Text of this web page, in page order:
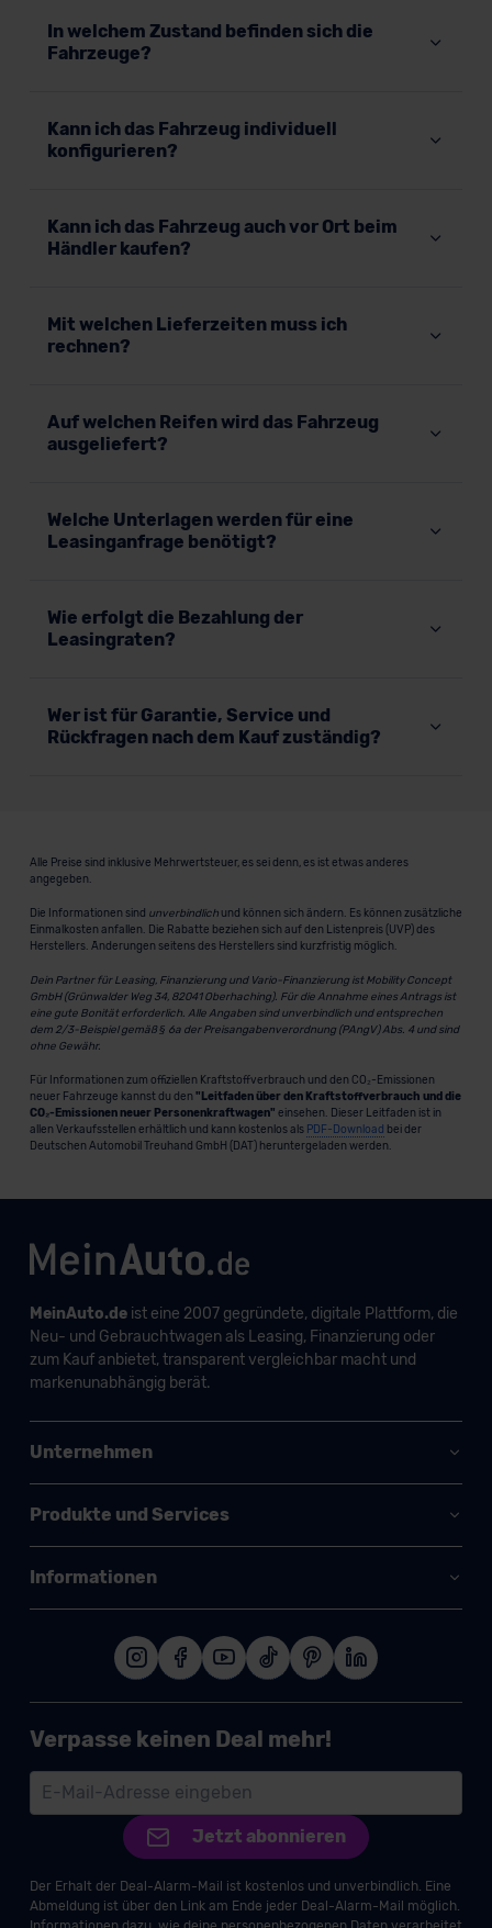
In welchem Zustand befinden sich die
Fahrzeuge?
Kann ich das Fahrzeug individuell
konfigurieren?
Kann ich das Fahrzeug auch vor Ort beim
Händler kaufen?
Mit welchen Lieferzeiten muss ich
rechnen?
Auf welchen Reifen wird das Fahrzeug
ausgeliefert?
Welche Unterlagen werden für eine
Leasinganfrage benötigt?
Wie erfolgt die Bezahlung der
Leasingraten?
Wer ist für Garantie, Service und
Rückfragen nach dem Kauf zuständig?
Alle Preise sind inklusive Mehrwertsteuer, es sei denn, es ist etwas anderes
angegeben.
Die Informationen sind unverbindlichund können sich ändern. Es können zusätzliche
Einmalkosten anfallen. Die Rabatte beziehen sich auf den Listenpreis (UVP) des
Herstellers. Änderungen seitens des Herstellers sind kurzfristig möglich.
Dein Partner für Leasing, Finanzierung und Vario-Finanzierung ist Mobility Concept
GmbH (Grünwalder Weg 34, 82041 Oberhaching). Für die Annahme eines Antrags ist
eine gute Bonität erforderlich. Alle Angaben sind unverbindlich und entsprechen
dem 2/3-Beispiel gemäß § 6a der Preisangabenverordnung (PAngV) Abs. 4 und sind
ohne Gewähr.
Für Informationen zum offiziellen Kraftstoffverbrauch und den CO₂-Emissionen
neuer Fahrzeuge kannst du den "Leitfaden über den Kraftstoffverbrauch und die
CO₂-Emissionen neuer Personenkraftwagen" einsehen. Dieser Leitfaden ist in
allen Verkaufsstellen erhältlich und kann kostenlos als PDF-Download bei der
Deutschen Automobil Treuhand GmbH (DAT) heruntergeladen werden.
MeinAuto.deist eine 2007 gegründete, digitale Plattform, die
Neu- und Gebrauchtwagen als Leasing, Finanzierung oder
zum Kauf anbietet, transparent vergleichbar macht und
markenunabhängig berät.
Unternehmen
Produkte und Services
Informationen
Verpasse keinen Deal mehr!
Jetzt abonnieren
Der Erhalt der Deal-Alarm-Mail ist kostenlos und unverbindlich. Eine
Abmeldung ist über den Link am Ende jeder Deal-Alarm-Mail möglich.